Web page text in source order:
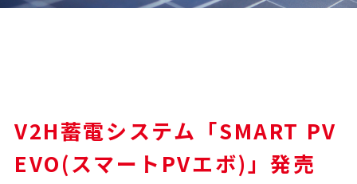
V2H蓄電システム「SMART PV
EVO(スマートPVエボ)」発売